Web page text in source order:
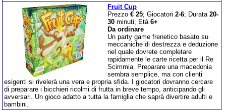
Fruit Cup
Prezzo € 25; Giocatori 2-6; Durata 20-
30 minuti; Età 6+
Da ordinare
Un party game frenetico basato su
meccaniche di destrezza e deduzione
nel quale dovrete completare
rapidamente le carte ricetta per il Re
Scimmia. Preparare una macedonia
sembra semplice, ma con clienti
esigenti si rivelerà una vera e propria sfida. I giocatori dovranno cercare
di preparare i bicchieri ricolmi di frutta in breve tempo, anticipando gli
avversari. Un gioco adatto a tutta la famiglia che saprà divertire adulti e
bambini.